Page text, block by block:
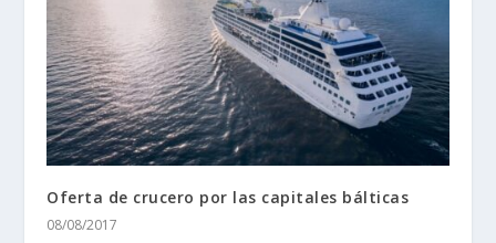
Oferta de crucero por las capitales bálticas
08/08/2017